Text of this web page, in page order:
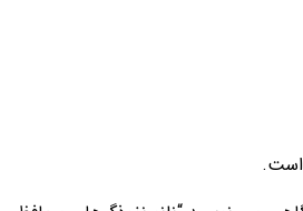
است.